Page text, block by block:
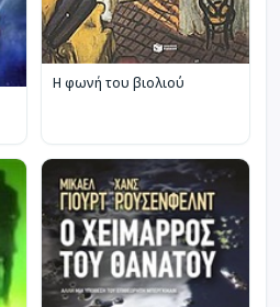
Η φωνή του βιολιού